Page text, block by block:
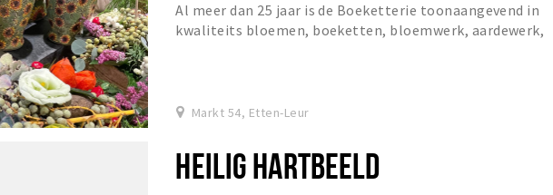
Al meer dan 25 jaar is de Boeketterie toonaangevend in
kwaliteits bloemen, boeketten, bloemwerk, aardewerk,
Markt 54, Etten-Leur
HEILIG HARTBEELD